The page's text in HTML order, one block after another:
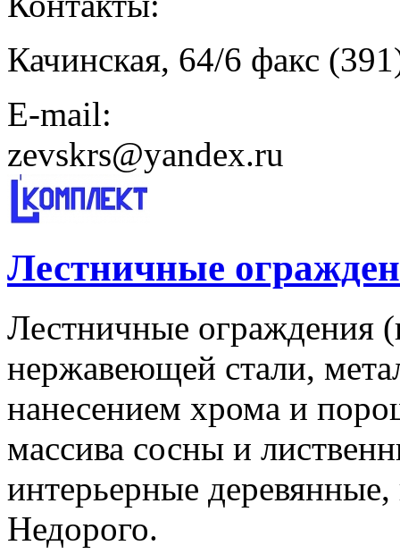
Качинская, 64/6 факс
E-mail:
zevskrs@yandex.ru
Лестничные
Лестничные ограждения
нержавеющей стали,
нанесением хрома и
массива сосны и
интерьерные
Недорого.